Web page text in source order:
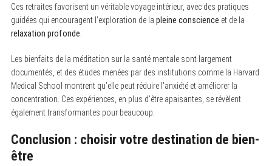
Ces retraites favorisent un véritable voyage intérieur, avec des pratiques
guidées qui encouragent l’exploration de la pleine conscience et de la
relaxation profonde
Les bienfaits de la méditation sur la santé mentale sont largement
documentés, et des études menées par des institutions comme la Harvard
Medical School montrent qu’elle peut réduire l’anxiété et améliorer la
concentration. Ces expériences, en plus d’être apaisantes, se révèlent
également transformantes pour beaucoup.
Conclusion : choisir votre destination de bien-
être